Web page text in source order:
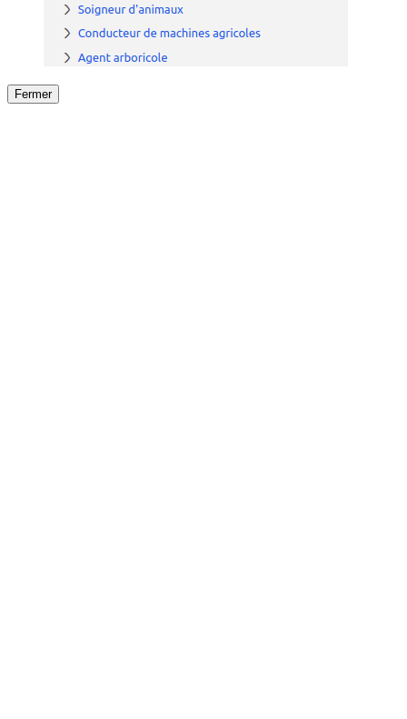
Fermer